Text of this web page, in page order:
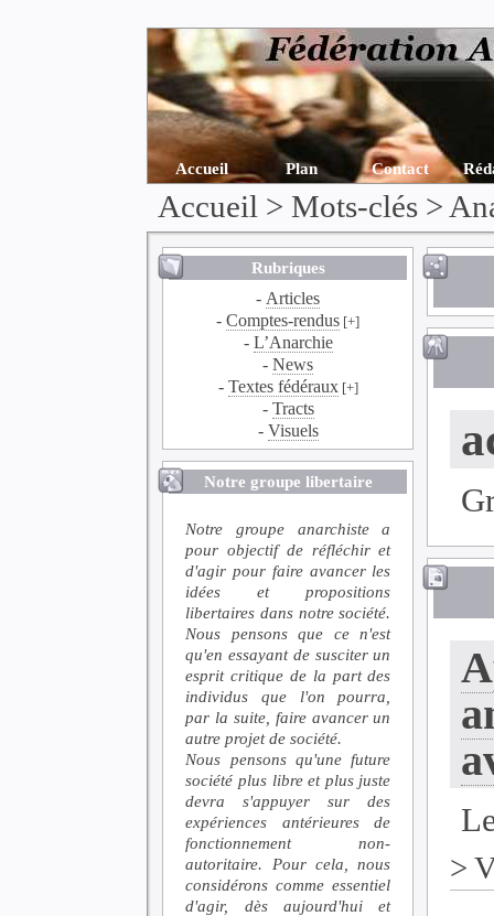
Accueil Plan Contact
Accueil > Mots-clés >
Rubriques
- Articles
-Comptes-rendus [+]
- L’Anarchie
-News
- Textes fédéraux[+]
- Tracts
- Visuels
Notre groupe libertaire
Notre groupe anarchiste a
pour objectif de réfléchir et
d'agir pour faire avancer les
idées et propositions
libertaires dans notre société.
Nous pensons que ce n'est
qu'en essayant de susciter un
esprit critique de la part des
individus que l'on pourra,
par la suite, faire avancer un
autre projet de société.
Nous pensons qu'une future
société plus libre et plus juste
devra s'appuyer sur des
expériences antérieures de
fonctionnement non-
autoritaire. Pour cela, nous
considérons comme essentiel
d'agir, dès aujourd'hui et
>